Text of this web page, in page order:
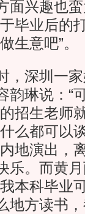
面兴趣也
毕业后的
生意吧”。
深圳一家
韵琳说：“
招生老师
么都可以
地演出，
乐。而黄
本科毕业
地方读书